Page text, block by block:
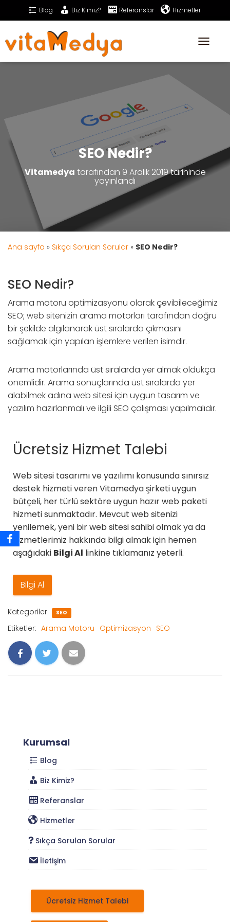
Blog Biz Kimiz? Referanslar Hizmetler
Sıkça Sorulan Sorular
o
SEO Nedir?
Vitamedya tarafından 9 Aralık 2019tarihinde
yayınlandı
Ana sayfa » Sıkça Sorulan Sorular » SEO Nedir?
SEO Nedir?
Arama motoru optimizasyonu olarak çevibileceğimiz
SEO; web sitenizin arama motorları tarafından doğru
bir şekilde algılanarak üst sıralarda çıkmasını
sağlamak için yapılan işlemlere verilen isimdir.
Arama motorlarında üst sıralarda yer almak oldukça
önemlidir. Arama sonuçlarında üst sıralarda yer
alabilmek adına web sitesi için uygun tasarım ve
yazılım hazırlanmalı ve ilgili SEO çalışması yapılmalıdır.
Ücretsiz Hizmet Talebi
Web sitesi tasarımı ve yazılımı konusunda sınırsız
destek hizmeti veren Vitamedya şirketi uygun
bütçeli, her türlü sektöre uygun hazır web paketi
hizmeti sunmaktadır. Mevcut web sitenizi
yenilemek, yeni bir web sitesi sahibi olmak ya da
hizmetlerimiz hakkında bilgi almak için hemen
aşağıdaki Bilgi Al linkine tıklamanız yeterli.
Bilgi Al
Kategoriler SEO
Etiketler: Arama Motoru Optimizasyon SEO
Kurumsal
Blog
Biz Kimiz?
Referanslar
Hizmetler
Sıkça Sorulan Sorular
İletişim
Ücretsiz Hizmet Talebi